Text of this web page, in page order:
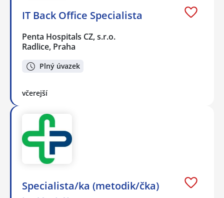
IT Back Office Specialista
Penta Hospitals CZ, s.r.o.
Radlice, Praha
Plný úvazek
včerejší
Specialista/ka (metodik/čka)